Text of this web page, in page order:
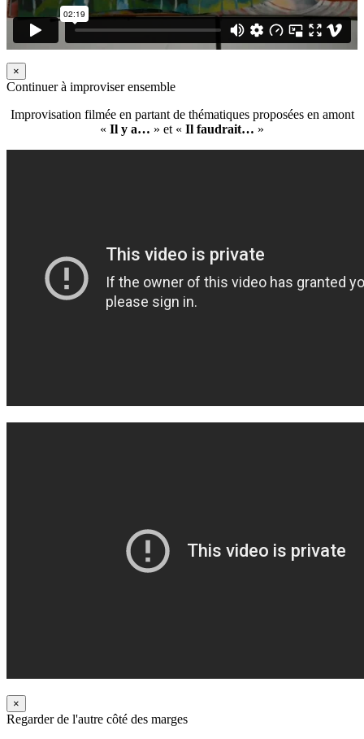
×
Continuer à improviser ensemble
Improvisation filmée en partant de thématiques proposées en amont
« Il y a… » et « Il faudrait… »
×
Regarder de l'autre côté des marges